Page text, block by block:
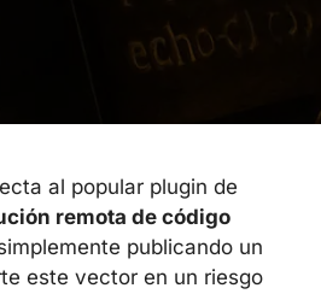
al popular plugin de
remota de código
publicando un
este vector en un riesgo